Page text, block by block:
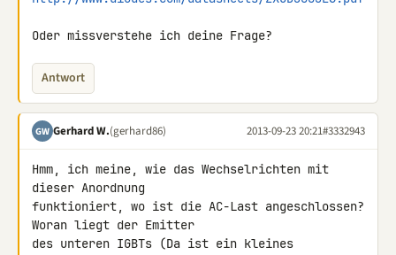
Oder missverstehe ich deine Frage?
Antwort
GW Gerhard W.(gerhard86) 2013-09-23 20:21#3332943
Hmm, ich meine, wie das Wechselrichten mit
dieser Anordnung
funktioniert, wo ist die AC-Last angeschlossen?
Woran liegt der Emitter
des unteren IGBTs (Da ist ein kleines